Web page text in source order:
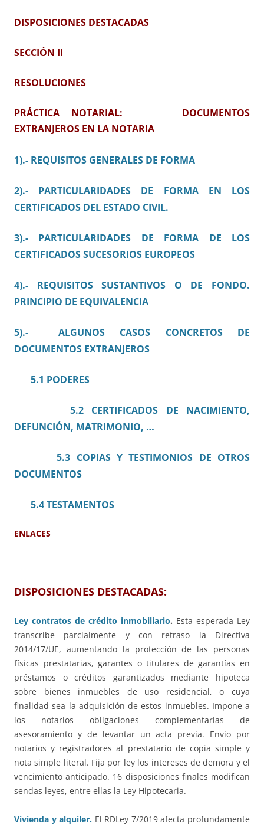
DISPOSICIONES DESTACADAS
SECCIÓN II
RESOLUCIONES
PRÁCTICA NOTARIAL: DOCUMENTOS
EXTRANJEROS EN LA NOTARIA
1).- REQUISITOS GENERALES DE FORMA
2).- PARTICULARIDADES DE FORMA EN LOS
CERTIFICADOS DEL ESTADO CIVIL.
3).- PARTICULARIDADES DE FORMA DE LOS
CERTIFICADOS SUCESORIOS EUROPEOS
4).- REQUISITOS SUSTANTIVOS O DE FONDO.
PRINCIPIO DE EQUIVALENCIA
5).- ALGUNOS CASOS CONCRETOS DE
DOCUMENTOS EXTRANJEROS
5.1 PODERES
5.2 CERTIFICADOS DE NACIMIENTO,
DEFUNCIÓN, MATRIMONIO, …
5.3 COPIAS Y TESTIMONIOS DE OTROS
DOCUMENTOS
5.4 TESTAMENTOS
ENLACES
DISPOSICIONES DESTACADAS:
Ley contratos de crédito inmobiliario. Esta esperada Ley
transcribe parcialmente y con retraso la Directiva
2014/17/UE, aumentando la protección de las personas
físicas prestatarias, garantes o titulares de garantías en
préstamos o créditos garantizados mediante hipoteca
sobre bienes inmuebles de uso residencial, o cuya
finalidad sea la adquisición de estos inmuebles. Impone a
los notarios obligaciones complementarias de
asesoramiento y de levantar un acta previa. Envío por
notarios y registradores al prestatario de copia simple y
nota simple literal. Fija por ley los intereses de demora y el
vencimiento anticipado. 16 disposiciones finales modifican
sendas leyes, entre ellas la Ley Hipotecaria.
Vivienda y alquiler. El RDLey 7/2019 afecta profundamente